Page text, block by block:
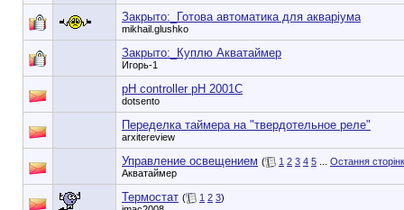
Закрыто:_ Готова автоматика для акваріума
mikhail.glushko
Закрыто:_ Куплю Акватаймер
Игорь-1
pH controller pH 2001C
dotsento
Переделка таймера на "твердотельное реле"
arxitereview
Управление освещением ( 1 2 3 4 5 Остання
Акватаймер
Термостат ( 1 2 3)